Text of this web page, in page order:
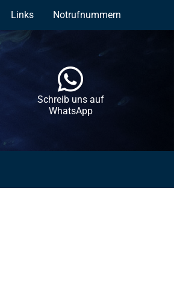
Links Notrufnummern
Schreib uns auf
WhatsApp